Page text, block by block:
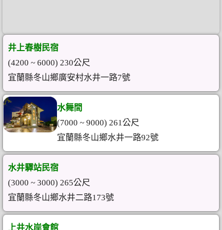
井上春樹民宿
(4200 ~ 6000) 230公尺
宜蘭縣冬山鄉廣安村水井一路7號
水舞間
(7000 ~ 9000) 261公尺
宜蘭縣冬山鄉水井一路92號
水井驛站民宿
(3000 ~ 3000) 265公尺
宜蘭縣冬山鄉水井二路173號
上井水岸會館